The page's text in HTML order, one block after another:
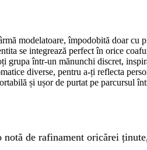
modelatoare, împodobită doar cu
se integrează perfect în orice
grupa într-un mănunchi discret,
diverse, pentru a-ți reflecta
și ușor de purtat pe parcursul
de rafinament oricărei